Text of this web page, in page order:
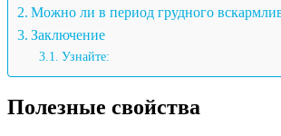
Можно ли в период грудного
Заключение
Узнайте:
Полезные свойства